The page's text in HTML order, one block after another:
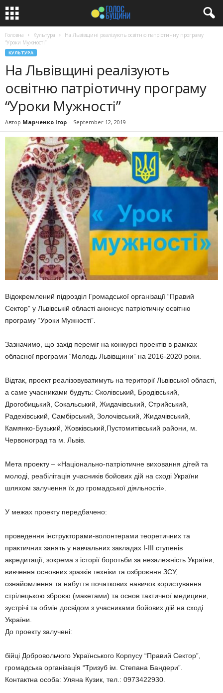
Головна Культура
На Львівщині реалізують освітню патріотичну програму
“Уроки Мужності”
КУЛЬТУРА
На Львівщині реалізують
освітню патріотичну програму
“Уроки Мужності”
Автор Марченко Ігор - September 12, 2019
Відокремлений підрозділ Громадської організації “Правий
Сектор” у Львівській області анонсує патріотичну освітню
програму “Уроки Мужності”.
Зазначимо, що захід переміг на конкурсі проектів в рамках
обласної програми “Молодь Львівщини” на 2016-2020 роки.
Відтак, проект реалізовуватимуть на території Львівської області,
а саме учасниками будуть: Сколівський, Бродівський,
Дрогобицький, Сокальський, Жидачівський, Стрийський,
Радехівський, Самбірський, Золочівський, Жидачівський,
Камянко-Бузький, Жовківський,Пустомитівський райони, м.
Червоноград та м. Львів.
Мета проекту – «Національно-патріотичне виховання дітей та
молоді, реабілітація учасників бойових дій на сході України
шляхом залучення їх до громадської діяльності».
У межах проекту передбачено:
проведення інструкторами-волонтерами теоретичних та
практичних занять у навчальних закладах I-III ступенів
акредитації, зокрема з історії боротьби за незалежність України,
вивчення основних зразків техніки та озброєння ЗСУ,
ознайомлення та набуття початкових навичок користування
стрілецькою зброєю (макетами) та основ тактичної медицини,
зустрічі та обмін досвідом з учасниками бойових дій на сході
України.
До проекту залучені:
бійці Добровольчого Українського Корпусу “Правий Сектор”,
громадська організація “Тризуб ім. Степана Бандери”.
Контактна особа: Уляна Кузик, тел.: 0973422930.